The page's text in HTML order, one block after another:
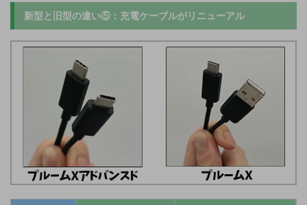
新型と旧型の違い⑤：充電ケーブルがリニューアル